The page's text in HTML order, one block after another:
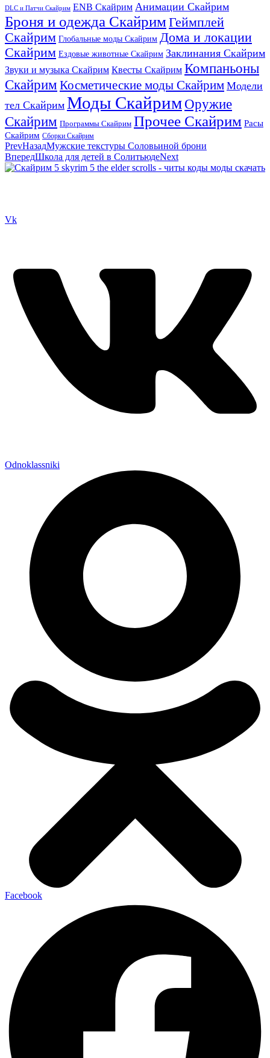
DLC и Патчи Скайрим ENB Скайрим Анимации Скайрим
Броня и одежда СкайримГеймплей
Скайрим Глобальные моды Скайрим Дома и локации
Скайрим Ездовые животные Скайрим Заклинания Скайрим
Звуки и музыка Скайрим Квесты Скайрим Компаньоны
Скайрим Косметические моды Скайрим Модели
тел Скайрим Моды Скайрим Оружие
Скайрим Программы Скайрим Прочее Скайрим Расы
Скайрим Сборки Скайрим
PrevНазадМужские текстуры Соловьиной брони
ВпередШкола для детей в СолитьюдеNext
Vk
Odnoklassniki
Facebook